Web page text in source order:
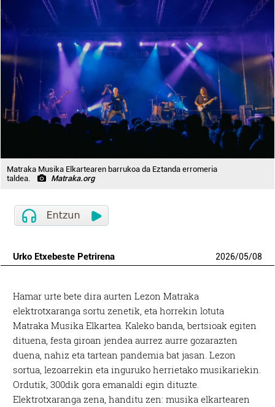
Matraka Musika Elkartearen barrukoa da Eztanda erromeria
taldea.
Matraka.org
Urko Etxebeste Petrirena 2026/05/08
Hamar urte bete dira aurten Lezon Matraka
elektrotxaranga sortu zenetik, eta horrekin lotuta
Matraka Musika Elkartea. Kaleko banda, bertsioak egiten
dituena, festa giroan jendea aurrez aurre gozarazten
duena, nahiz eta tartean pandemia bat jasan. Lezon
sortua, lezoarrekin eta inguruko herrietako musikariekin.
Ordutik, 300dik gora emanaldi egin dituzte.
Elektrotxaranga zena, handitu zen: musika elkartearen